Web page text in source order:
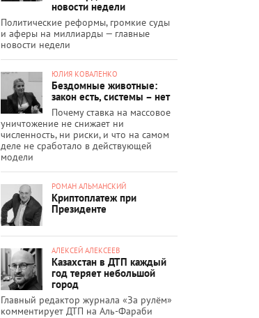
новости недели
Политические реформы, громкие суды
и аферы на миллиарды — главные
новости недели
ЮЛИЯ КОВАЛЕНКО
Бездомные животные:
закон есть, системы – нет
Почему ставка на массовое
уничтожение не снижает ни
численность, ни риски, и что на самом
деле не сработало в действующей
модели
РОМАН АЛЬМАНСКИЙ
Криптоплатеж при
Президенте
АЛЕКСЕЙ АЛЕКСЕЕВ
Казахстан в ДТП каждый
год теряет небольшой
город
Главный редактор журнала «За рулём»
комментирует ДТП на Аль-Фараби